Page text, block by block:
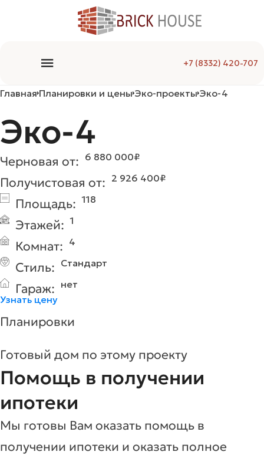
+7 (8332) 420-707
Главная Планировки и цены Эко-проекты Эко-4
Эко-4
Черновая от: ₽
6 880 000
Получистовая от: ₽
2 926 400
Площадь: 118
Этажей: 1
Комнат: 4
Стиль: Стандарт
Гараж: нет
Узнать цену
Планировки
Готовый дом по этому проекту
Помощь в получении
ипотеки
Мы готовы Вам оказать помощь в
получении ипотеки и оказать полное